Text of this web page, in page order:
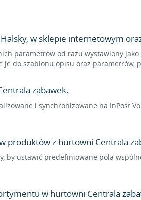
w sklepie internetowym
parametrów od razu wystawiony jako
do szablonu opisu oraz parametrów,
zabawek.
i synchronizowane na InPost
produktów z hurtowni Centrala
by ustawić predefiniowane pola
w hurtowni Centrala